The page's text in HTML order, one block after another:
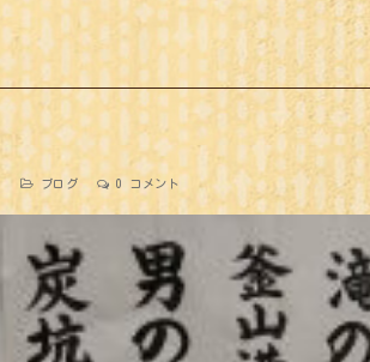
ブログ 0 コメント